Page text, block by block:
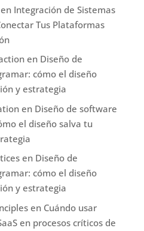
Integración de Sistemas
Tus Plataformas
en Diseño de
cómo el diseño
y estrategia
en Diseño de software
el diseño salva tu
en Diseño de
cómo el diseño
y estrategia
en Cuándo usar
en procesos críticos de